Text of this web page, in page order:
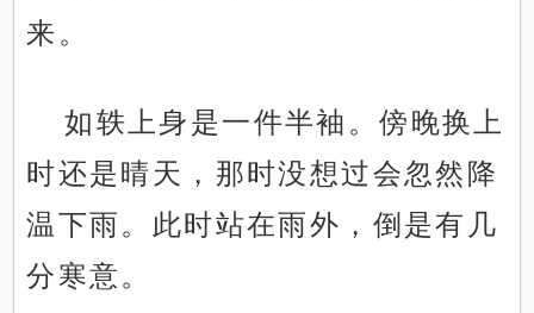
来。
如轶上身是一件半袖。傍晚换上
时还是晴天，那时没想过会忽然降
温下雨。此时站在雨外，倒是有几
分寒意。